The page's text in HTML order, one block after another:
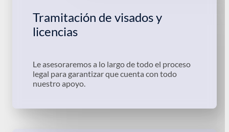
Tramitación de visados y
licencias
Le asesoraremos a lo largo de todo el proceso
legal para garantizar que cuenta con todo
nuestro apoyo.